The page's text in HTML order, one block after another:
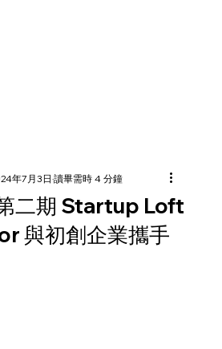
二期 Startup Loft
與初創企業攜手
年7月3日 讀畢需時 4 分鐘
高為 5 顆星）。